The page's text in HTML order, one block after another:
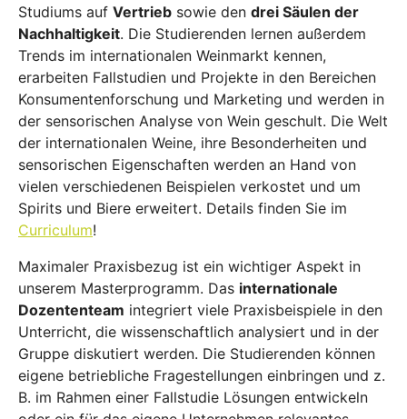
Studiums auf Vertrieb sowie den drei Säulen der
Nachhaltigkeit. Die Studierenden lernen außerdem
Trends im internationalen Weinmarkt kennen,
erarbeiten Fallstudien und Projekte in den Bereichen
Konsumentenforschung und Marketing und werden in
der sensorischen Analyse von Wein geschult. Die Welt
der internationalen Weine, ihre Besonderheiten und
sensorischen Eigenschaften werden an Hand von
vielen verschiedenen Beispielen verkostet und um
Spirits und Biere erweitert. Details finden Sie im
Curriculum!
Maximaler Praxisbezug ist ein wichtiger Aspekt in
unserem Masterprogramm. Das internationale
Dozententeam integriert viele Praxisbeispiele in den
Unterricht, die wissenschaftlich analysiert und in der
Gruppe diskutiert werden. Die Studierenden können
eigene betriebliche Fragestellungen einbringen und z.
B. im Rahmen einer Fallstudie Lösungen entwickeln